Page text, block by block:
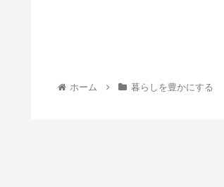
ホーム 暮らしを豊かにする